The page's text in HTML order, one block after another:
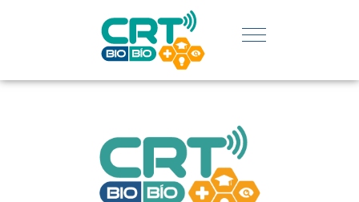
REGIÓN:
CONOCE
LOGROS